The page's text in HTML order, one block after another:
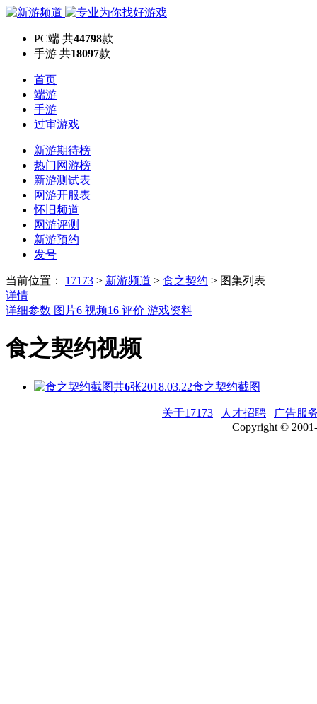
PC端 共44798款
手游 共18097款
首页
端游
手游
过审游戏
新游期待榜
热门网游榜
新游测试表
网游开服表
怀旧频道
网游评测
新游预约
发号
当前位置： 17173 > 新游频道 > 食之契约 > 图集列表
详情
详细参数 图片6 视频16 评价 游戏资料
食之契约视频
共6张2018.03.22食之契约截图
关于17173 | 人才招聘 | 广告服
Copyright ©